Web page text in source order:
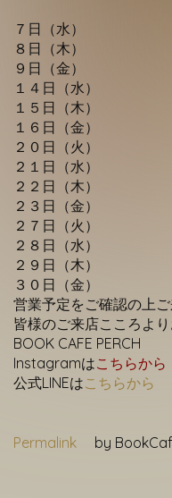
Contact
７日（水）
８日（木）
９日（金）
１４日（水）
１５日（木）
１６日（金）
２０日（火）
２１日（水）
２２日（木）
２３日（金）
２７日（火）
２８日（水）
２９日（木）
３０日（金）
営業予定をご確認の上
皆様のご来店こころよ
BOOK CAFE PERCH
Instagramはこちらから
公式LINEはこちらから
Permalink by